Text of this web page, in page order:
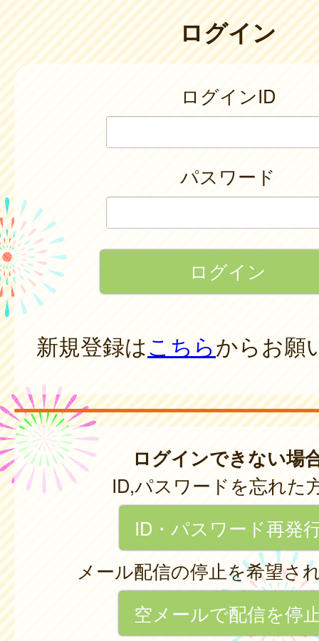
ログイン
ログインID
パスワード
新規登録はこちらからお願
ログインできない場
ID,パスワードを忘れた
ID・パスワード再発
メール配信の停止を希望さ
空メールで配信を停